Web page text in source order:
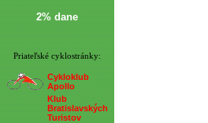
2% dane
Priateľské cyklostránky:
Cykloklub
Apollo
Klub
Bratislavských
Turistov